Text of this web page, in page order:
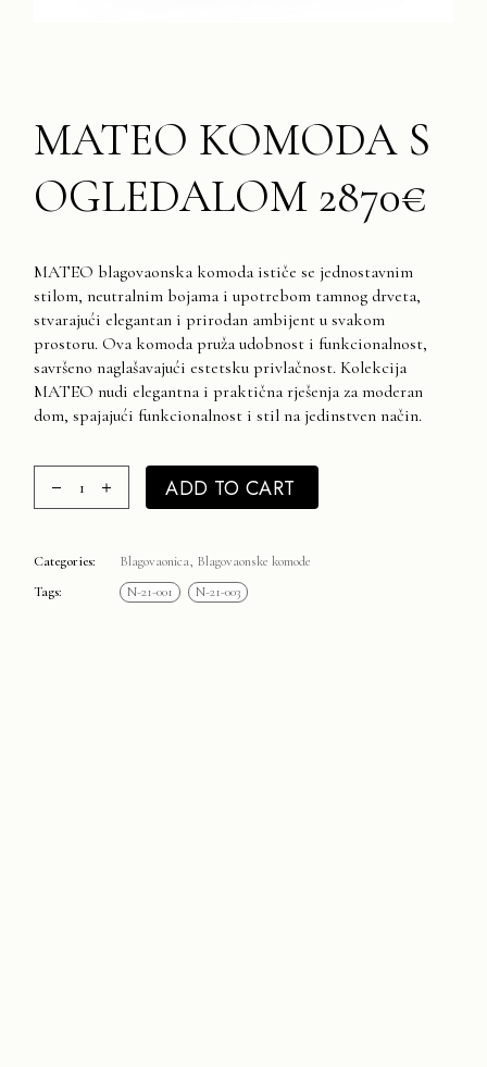
MATEO KOMODA S
OGLEDALOM 2870€
MATEO blagovaonska komoda ističe se jednostavnim
stilom, neutralnim bojama i upotrebom tamnog drveta,
stvarajući elegantan i prirodan ambijent u svakom
prostoru. Ova komoda pruža udobnost i funkcionalnost,
savršeno naglašavajući estetsku privlačnost. Kolekcija
MATEO nudi elegantna i praktična rješenja za moderan
dom, spajajući funkcionalnost i stil na jedinstven način.
MATEO komoda s ogledalom 2870€ quantity
ADD TO CART
Categories: Blagovaonica, Blagovaonske komode
Tags:
N-21-001 N-21-003